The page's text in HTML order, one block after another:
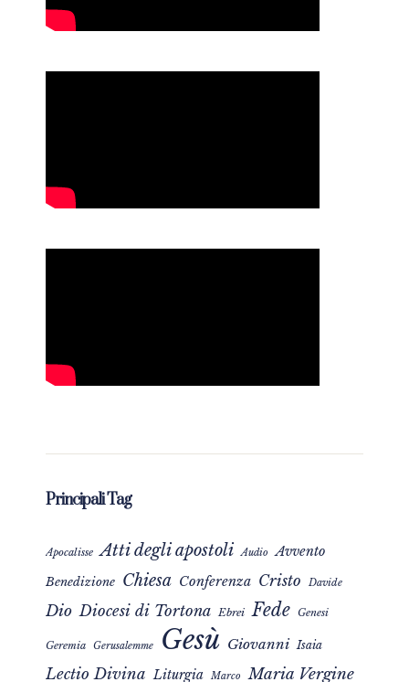
Principali Tag
Apocalisse Atti degli apostoli Audio Avvento
Benedizione Chiesa Conferenza Cristo Davide
Dio Diocesi di Tortona Ebrei Fede Genesi
Geremia Gerusalemme Gesù Giovanni Isaia
Lectio Divina Liturgia Marco Maria Vergine